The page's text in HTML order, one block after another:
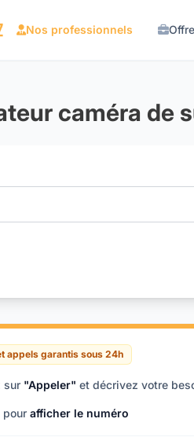
Nos professionnels
caméra de
appels garantis sous 24h
sur "Appeler" et décrivez votre
pour afficher le numéro